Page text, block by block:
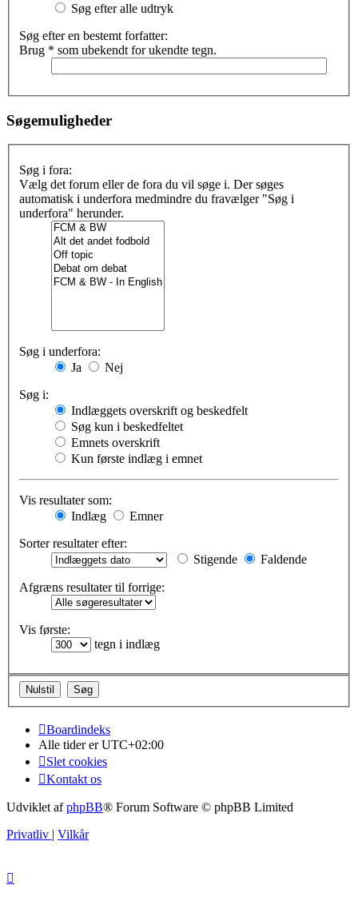
Søg efter alle udtryk
Søg efter en bestemt forfatter:
Brug * som ubekendt for ukendte tegn.
Søgemuligheder
Søg i fora:
Vælg det forum eller de fora du vil søge i. Der søges
automatisk i underfora medmindre du fravælger "Søg i
underfora" herunder.
Søg i underfora:
Ja
Nej
Søg i:
Indlæggets overskrift og beskedfelt
Søg kun i beskedfeltet
Emnets overskrift
Kun første indlæg i emnet
Vis resultater som:
Indlæg
Emner
Sorter resultater efter:
Stigende
Faldende
Afgræns resultater til forrige:
Vis første:
tegn i indlæg
Boardindeks
Alle tider erUTC+02:00
Slet cookies
Kontakt os
Udviklet afphpBB® Forum Software © phpBB Limited
Privatliv | Vilkår